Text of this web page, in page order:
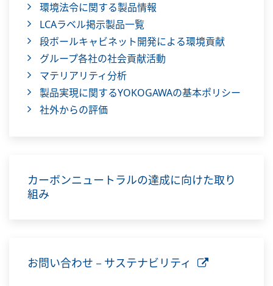
環境法令に関する製品情報
LCAラベル掲示製品一覧
段ボールキャビネット開発による環境貢献
グループ各社の社会貢献活動
マテリアリティ分析
製品実現に関するYOKOGAWAの基本ポリシー
社外からの評価
カーボンニュートラルの達成に向けた取り
組み
お問い合わせ－サステナビリティ